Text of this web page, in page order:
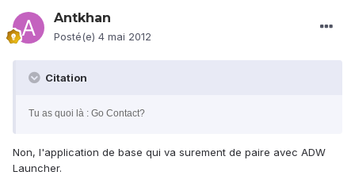
Antkhan
Posté(e) 4 mai 2012
Citation
Tu as quoi là : Go Contact?
Non, l'application de base qui va surement de paire avec ADW
Launcher.